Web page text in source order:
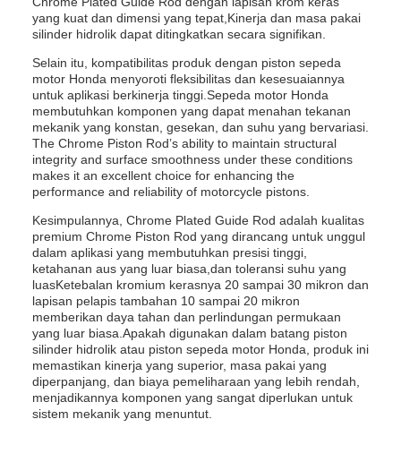
yang kuat dan dimensi yang tepat,Kinerja dan masa pakai
silinder hidrolik dapat ditingkatkan secara signifikan.
Selain itu, kompatibilitas produk dengan piston sepeda
motor Honda menyoroti fleksibilitas dan kesesuaiannya
untuk aplikasi berkinerja tinggi.Sepeda motor Honda
membutuhkan komponen yang dapat menahan tekanan
mekanik yang konstan, gesekan, dan suhu yang bervariasi.
The Chrome Piston Rod’s ability to maintain structural
integrity and surface smoothness under these conditions
makes it an excellent choice for enhancing the
performance and reliability of motorcycle pistons.
Kesimpulannya, Chrome Plated Guide Rod adalah kualitas
premium Chrome Piston Rod yang dirancang untuk unggul
dalam aplikasi yang membutuhkan presisi tinggi,
ketahanan aus yang luar biasa,dan toleransi suhu yang
luasKetebalan kromium kerasnya 20 sampai 30 mikron dan
lapisan pelapis tambahan 10 sampai 20 mikron
memberikan daya tahan dan perlindungan permukaan
yang luar biasa.Apakah digunakan dalam batang piston
silinder hidrolik atau piston sepeda motor Honda, produk ini
memastikan kinerja yang superior, masa pakai yang
diperpanjang, dan biaya pemeliharaan yang lebih rendah,
menjadikannya komponen yang sangat diperlukan untuk
sistem mekanik yang menuntut.